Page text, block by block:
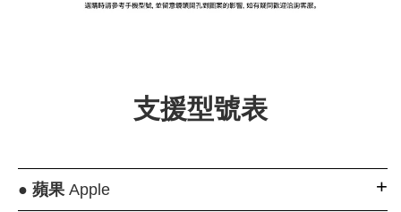
支援型號表
● 蘋果Apple